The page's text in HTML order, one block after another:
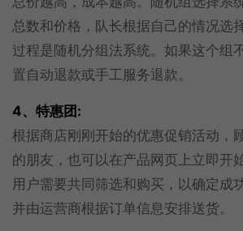
总数和价格，队长根据自己的情况选
过程是随机分组法系统。如果这个组
置自动退款或手工服务退款。
4、特惠团:
根据商店刚刚开始的优惠促销活动，
的朋友，也可以在产品网页上立即开
用户需要共同筛选和购买，以确定成
并由运营商根据订单信息安排送货。